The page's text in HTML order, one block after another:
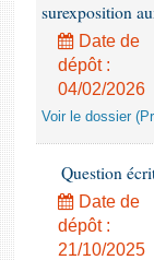
surexposition
Date de
dépôt :
04/02/2026
Voir le dossier
Question
Date de
dépôt :
21/10/2025